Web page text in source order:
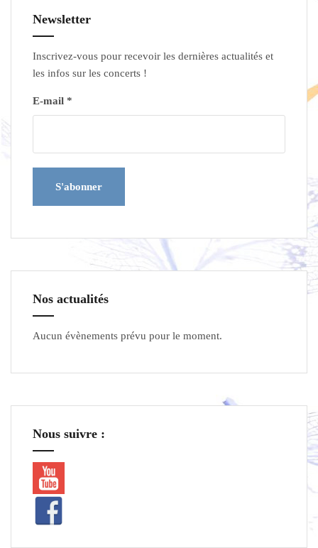
Newsletter
Inscrivez-vous pour recevoir les dernières actualités et
les infos sur les concerts !
E-mail *
Nos actualités
Aucun évènements prévu pour le moment.
Nous suivre :